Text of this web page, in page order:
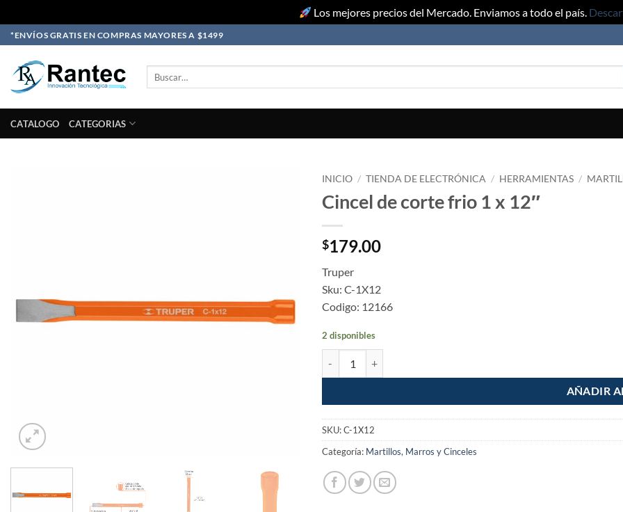
Los mejores precios del Mercado. Enviamos a todo el país.
Skip
to
content
*ENVÍOS GRATIS EN COMPRAS MAYORES A $1499
CATALOGO CATEGORIAS
INICIO / TIENDA DE ELECTRÓNICA / HERRAMIENTAS /
Cincel de corte frio 1 x 12″
$179.00
Truper
Sku: C-1X12
Codigo: 12166
2 disponibles
AÑADIR
SKU:C-1X12
Categoría: Martillos, Marros y Cinceles